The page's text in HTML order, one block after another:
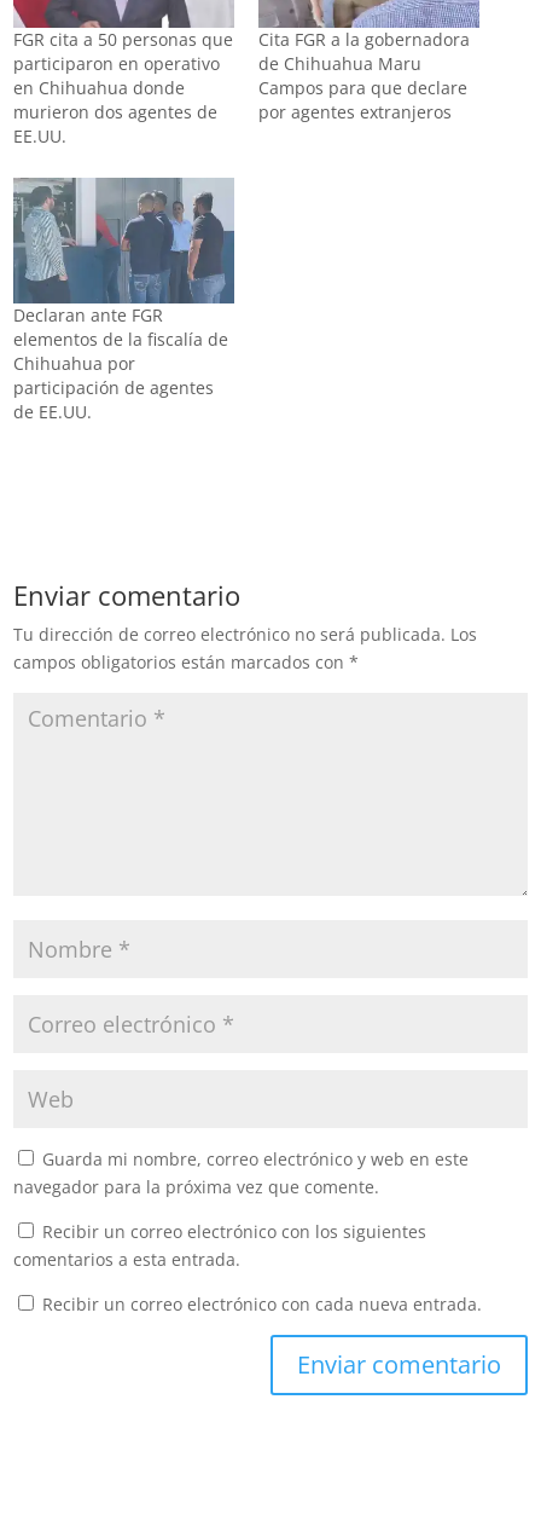
FGR cita a 50 personas que
participaron en operativo
en Chihuahua donde
murieron dos agentes de
EE.UU.
Cita FGR a la gobernadora
de Chihuahua Maru
Campos para que declare
por agentes extranjeros
Declaran ante FGR
elementos de la fiscalía de
Chihuahua por
participación de agentes
de EE.UU.
Enviar comentario
Tu dirección de correo electrónico no será publicada. Los
campos obligatorios están marcados con*
Guarda mi nombre, correo electrónico y web en este
navegador para la próxima vez que comente.
Recibir un correo electrónico con los siguientes
comentarios a esta entrada.
Recibir un correo electrónico con cada nueva entrada.